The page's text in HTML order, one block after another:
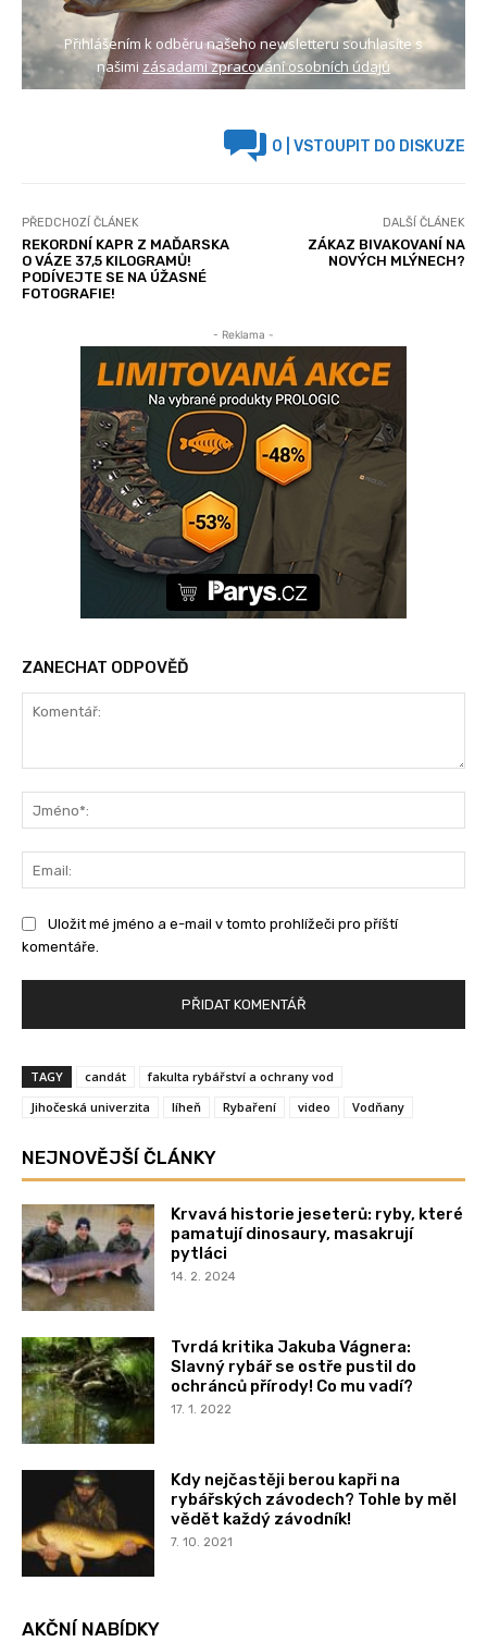
Přihlášením k odběru našeho newsletteru souhlasíte s
našimi zásadami zpracování osobních údajů
0 | VSTOUPIT DO DISKUZE
PŘEDCHOZÍ ČLÁNEK
REKORDNÍ KAPR Z MAĎARSKA
O VÁZE 37,5 KILOGRAMŮ!
PODÍVEJTE SE NA ÚŽASNÉ
FOTOGRAFIE!
DALŠÍ ČLÁNEK
ZÁKAZ BIVAKOVANÍ NA
NOVÝCH MLÝNECH?
- Reklama -
ZANECHAT ODPOVĚĎ
Uložit mé jméno a e-mail v tomto prohlížeči pro příští
komentáře.
TAGY candát
fakulta rybářství a ochrany vod
Jihočeská univerzita
líheň Rybaření video Vodňany
NEJNOVĚJŠÍ ČLÁNKY
Krvavá historie jeseterů: ryby, které
pamatují dinosaury, masakrují
pytláci
14. 2. 2024
Tvrdá kritika Jakuba Vágnera:
Slavný rybář se ostře pustil do
ochránců přírody! Co mu vadí?
17. 1. 2022
Kdy nejčastěji berou kapři na
rybářských závodech? Tohle by měl
vědět každý závodník!
7. 10. 2021
AKČNÍ NABÍDKY